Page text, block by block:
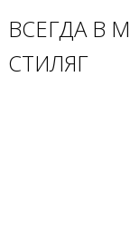
ВСЕГДА В
СТИЛЯГ